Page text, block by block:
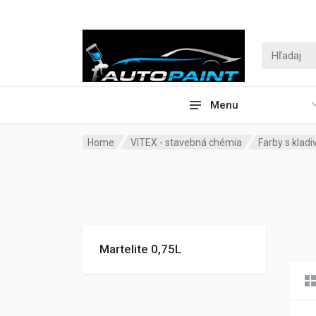
Menu
Home VITEX - stavebná chémia Farby s
Martelite 0,75L